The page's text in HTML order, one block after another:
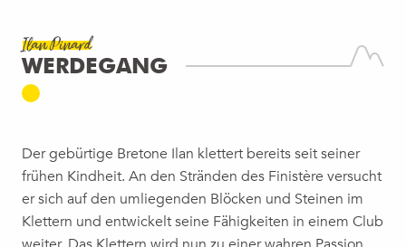
Ilan Pinard
WERDEGANG
Der gebürtige Bretone Ilan klettert bereits seit seiner
frühen Kindheit. An den Stränden des Finistère versucht
er sich auf den umliegenden Blöcken und Steinen im
Klettern und entwickelt seine Fähigkeiten in einem Club